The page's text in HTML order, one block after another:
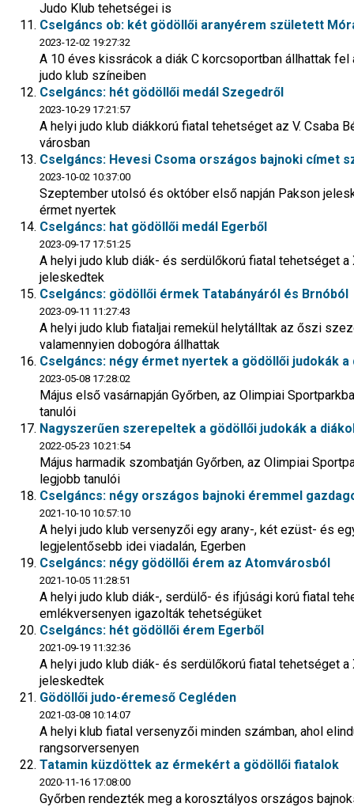
Judo Klub tehetségei is
Cselgáncs ob: két gödöllői aranyérem született
2023-12-02 19:27:32
A 10 éves kissrácok a diák C korcsoportban állhattak
judo klub színeiben
Cselgáncs: hét gödöllői medál Szegedről
2023-10-29 17:21:57
A helyi judo klub diákkorú fiatal tehetséget az V. Csaba
városban
Cselgáncs: Hevesi Csoma országos bajnoki címet
2023-10-02 10:37:00
Szeptember utolsó és október első napján Pakson
érmet nyertek
Cselgáncs: hat gödöllői medál Egerből
2023-09-17 17:51:25
A helyi judo klub diák- és serdülőkorú fiatal tehetséget
jeleskedtek
Cselgáncs: gödöllői érmek Tatabányáról és Brnóból
2023-09-11 11:27:43
A helyi judo klub fiataljai remekül helytálltak az őszi
valamennyien dobogóra állhattak
Cselgáncs: négy érmet nyertek a gödöllői judokák a
2023-05-08 17:28:02
Május első vasárnapján Győrben, az Olimpiai
tanulói
Nagyszerűen szerepeltek a gödöllői judokák a
2022-05-23 10:21:54
Május harmadik szombatján Győrben, az Olimpiai
legjobb tanulói
Cselgáncs: négy országos bajnoki éremmel
2021-10-10 10:57:10
A helyi judo klub versenyzői egy arany-, két ezüst- és
legjelentősebb idei viadalán, Egerben
Cselgáncs: négy gödöllői érem az Atomvárosból
2021-10-05 11:28:51
A helyi judo klub diák-, serdülő- és ifjúsági korú fiatal
emlékversenyen igazolták tehetségüket
Cselgáncs: hét gödöllői érem Egerből
2021-09-19 11:32:36
A helyi judo klub diák- és serdülőkorú fiatal tehetséget
jeleskedtek
Gödöllői judo-éremeső Cegléden
2021-03-08 10:14:07
A helyi klub fiatal versenyzői minden számban, ahol
rangsorversenyen
Tatamin küzdöttek az érmekért a gödöllői fiatalok
2020-11-16 17:08:00
Győrben rendezték meg a korosztályos országos